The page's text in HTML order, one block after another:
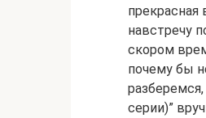
навстречу
скором
почему бы
серии)”